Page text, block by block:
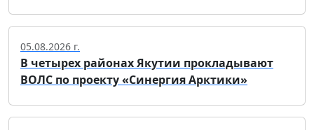
05.08.2026 г.
В четырех районах Якутии прокладывают
ВОЛС по проекту «Синергия Арктики»